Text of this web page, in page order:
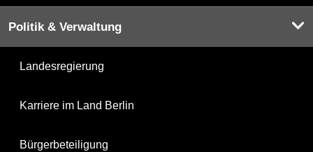
Politik & Verwaltung
Landesregierung
Karriere im Land Berlin
Bürgerbeteiligung